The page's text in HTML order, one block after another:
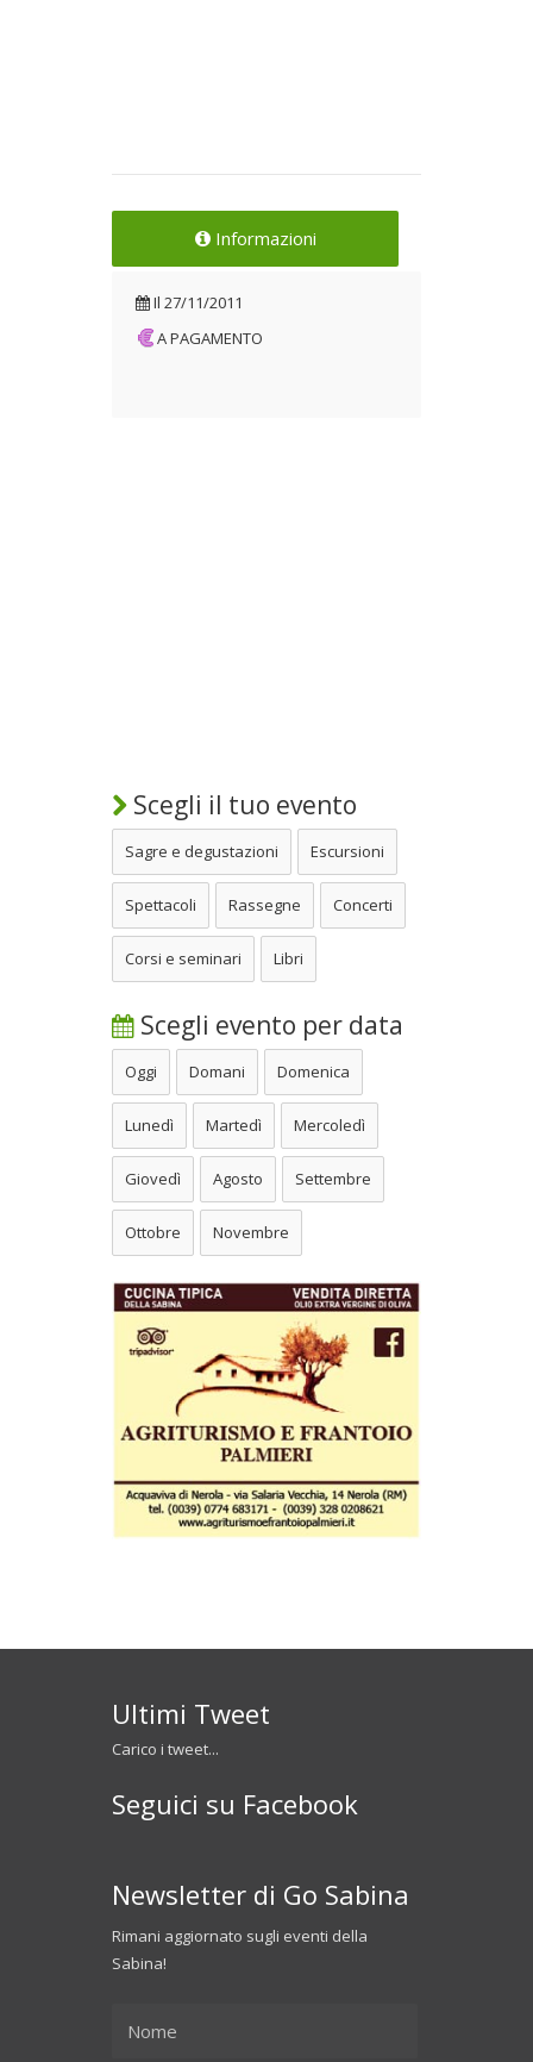
Informazioni
Il 27/11/2011
A PAGAMENTO
Scegli il tuo evento
Sagre e degustazioni Escursioni
Spettacoli Rassegne Concerti
Corsi e seminari Libri
Scegli evento per data
Oggi Domani Domenica
Lunedì Martedì Mercoledì
Giovedì Agosto Settembre
Ottobre Novembre
Ultimi Tweet
Carico i tweet...
Seguici su Facebook
Newsletter di Go Sabina
Rimani aggiornato sugli eventi della
Sabina!